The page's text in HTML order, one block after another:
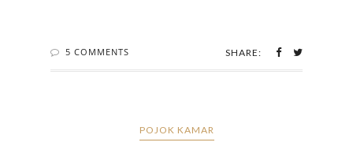
5 COMMENTS SHARE: